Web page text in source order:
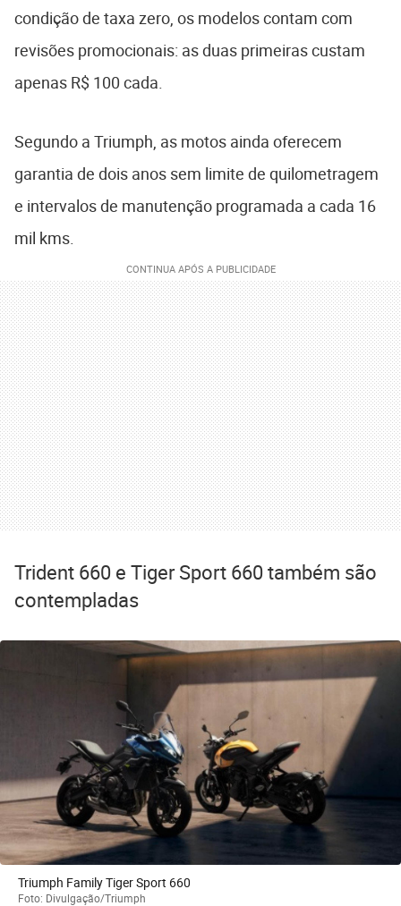
condição de taxa zero, os modelos contam com
revisões promocionais: as duas primeiras custam
apenas R$ 100 cada.
Segundo a Triumph, as motos ainda oferecem
garantia de dois anos sem limite de quilometragem
e intervalos de manutenção programada a cada 16
mil kms.
Trident 660 e Tiger Sport 660 também são
contempladas
Triumph Family Tiger Sport 660
Foto: Divulgação/Triumph